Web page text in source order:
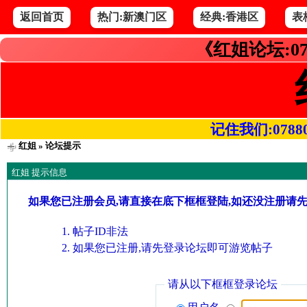
返回首页 热门:新澳门区 经典:香港区 表
《红姐论坛
记住我们
红姐» 论坛提示
红姐 提示信息
如果您已注册会员,请直接在底下框框登陆,如还没注册请
帖子ID非法
如果您已注册,请先登录论坛即可游览帖子
请从以下框框登录论坛